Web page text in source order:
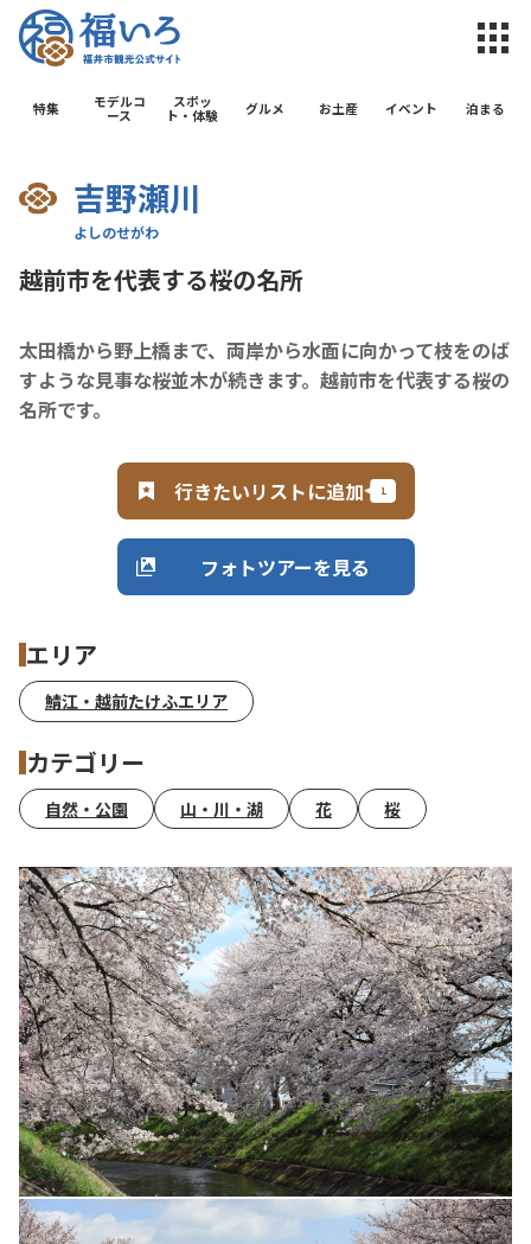
福井市観光
特集
モデルコ
ース
スポッ
ト・体験
グルメ お土産 イベント 泊まる
吉野瀬川
越前市を代表する桜の名所
太田橋から野上橋まで、両岸から水面に向かって枝をのば
すような見事な桜並木が続きます。越前市を代表する桜の
名所です。
行きたいリストに追加
フォトツアーを見る
エリア
鯖江・越前たけふエリア
カテゴリー
自然・公園 山・川・湖 花 桜